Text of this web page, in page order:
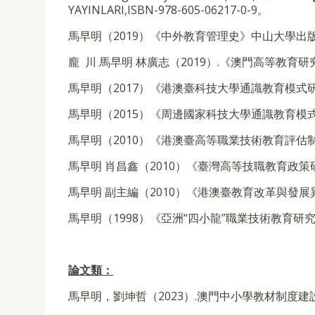
YAYINLARI,ISBN-978-605-06217-0-9。
馬早明（2019）《中外教育管理史》中山大學出
龐 川 馬早明 林廣志（2019）.《澳門高等教育
馬早明（2017）《港澳臺科技大學通識教育模式
馬早明（2015）《周邊國家科技大學通識教育模
馬早明（2010）《港澳臺高等職業技術教育評估
馬早明 肖昌鑫（2010）《臺灣高等技職教育政
馬早明 副主編（2010）《港澳臺教育改革與發
馬早明（1998）《亞洲“四小龍”職業技術教育研
論文類：
馬早明，劉坤哲（2023）.澳門中小學教材制度